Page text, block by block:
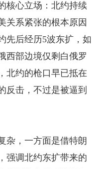
核心立场：北约持续
关系紧张的根本原因
先后经历5波东扩，如
西部边境仅剩白俄罗
北约的枪口早已抵在
反击，不过是被逼到
杂，一方面是借特朗
强调北约东扩带来的